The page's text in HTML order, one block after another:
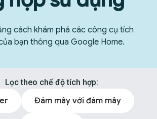
cách khám phá các công cụ tích
bạn thông qua Google Home.